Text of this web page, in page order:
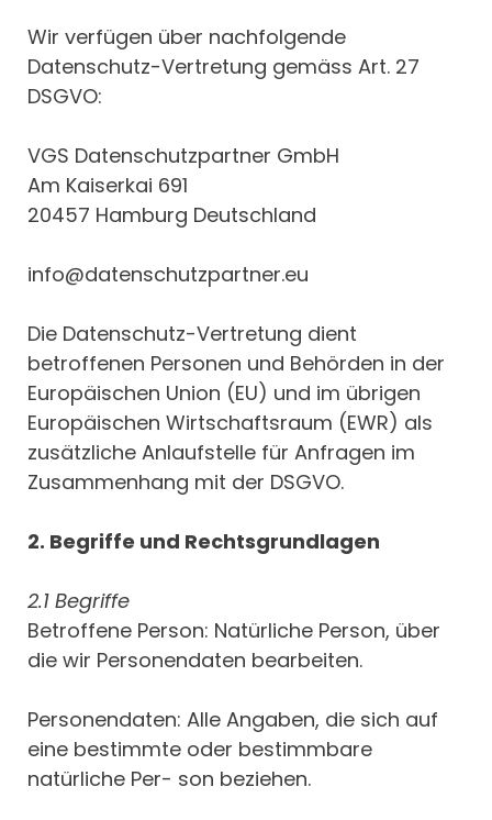
Wir verfügen über nachfolgende
Datenschutz-Vertretung gemäss Art. 27
DSGVO:
VGS Datenschutzpartner GmbH
Am Kaiserkai 691
20457 Hamburg Deutschland
info@datenschutzpartner.eu
Die Datenschutz-Vertretung dient
betroffenen Personen und Behörden in der
Europäischen Union (EU) und im übrigen
Europäischen Wirtschaftsraum (EWR) als
zusätzliche Anlaufstelle für Anfragen im
Zusammenhang mit der DSGVO.
2. Begriffe und Rechtsgrundlagen
2.1 Begriffe
Betroffene Person: Natürliche Person, über
die wir Personendaten bearbeiten.
Personendaten: Alle Angaben, die sich auf
eine bestimmte oder bestimmbare
natürliche Per- son beziehen.